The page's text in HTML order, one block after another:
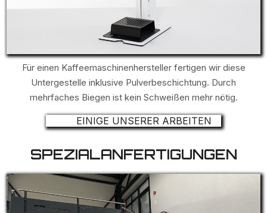
Für einen Kaffeemaschinenhersteller fertigen wir diese
Untergestelle inklusive Pulverbeschichtung. Durch
mehrfaches Biegen ist kein Schweißen mehr nötig.
EINIGE UNSERER ARBEITEN
SPEZIALANFERTIGUNGEN